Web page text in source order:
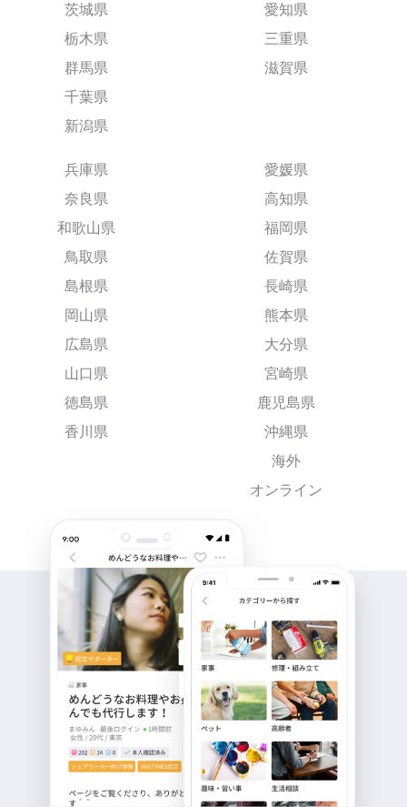
茨城県
栃木県
群馬県
千葉県
新潟県
愛知県
三重県
滋賀県
兵庫県
奈良県
和歌山県
鳥取県
島根県
岡山県
広島県
山口県
徳島県
香川県
愛媛県
高知県
福岡県
佐賀県
長崎県
熊本県
大分県
宮崎県
鹿児島県
沖縄県
海外
オンライン